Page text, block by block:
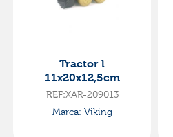
Tractor l
11x20x12,5cm
REF:XAR-209013
Marca: Viking